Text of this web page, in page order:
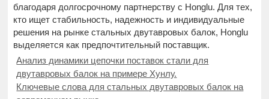
благодаря долгосрочному партнерству с Honglu. Для тех,
кто ищет стабильность, надежность и индивидуальные
решения на рынке стальных двутавровых балок, Honglu
выделяется как предпочтительный поставщик.
Анализ динамики цепочки поставок стали для
двутавровых балок на примере Хунлу.
Ключевые слова для стальных двутавровых балок на